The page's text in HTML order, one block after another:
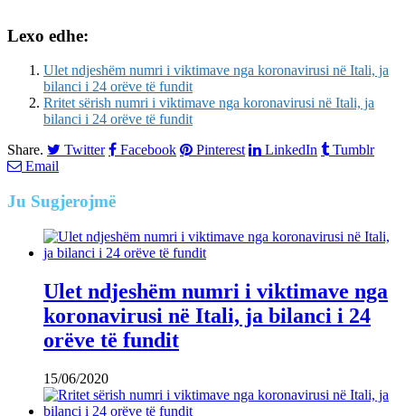
Lexo edhe:
Ulet ndjeshëm numri i viktimave nga koronavirusi në Itali, ja
bilanci i 24 orëve të fundit
Rritet sërish numri i viktimave nga koronavirusi në Itali, ja
bilanci i 24 orëve të fundit
Share.
Twitter Facebook Pinterest LinkedIn
Tumblr
Email
Ju Sugjerojmë
Ulet ndjeshëm numri i viktimave nga
koronavirusi në Itali, ja bilanci i 24
orëve të fundit
15/06/2020